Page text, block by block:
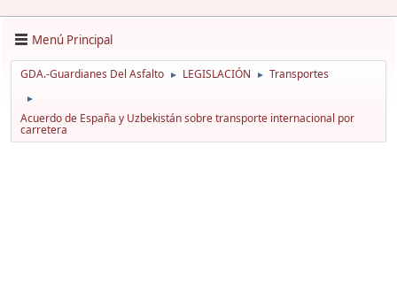
Menú Principal
GDA.-Guardianes Del Asfalto ► LEGISLACIÓN ► Transportes
►
Acuerdo de España y Uzbekistán sobre transporte internacional por
carretera